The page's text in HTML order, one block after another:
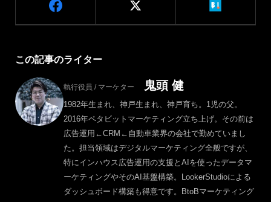
この記事のライター
執行役員 / マーケター 鬼頭 健
1982年生まれ、神戸生まれ、神戸育ち。1児の父。
2016年ペタビットマーケティング立ち上げ。その前は
広告運用←CRM←自動車業界の会社で勤めていまし
た。担当領域はデジタルマーケティング全般ですが、
特にインハウス広告運用の支援とAIを使ったデータマ
ーケティングやそのAI基盤構築。LookerStudioによる
ダッシュボード構築も得意です。BtoBマーケティング